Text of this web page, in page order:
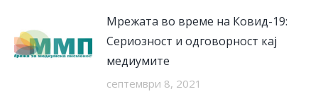
Мрежата во време на Ковид-19:
Сериозност и одговорност кај
медиумите
септември 8, 2021